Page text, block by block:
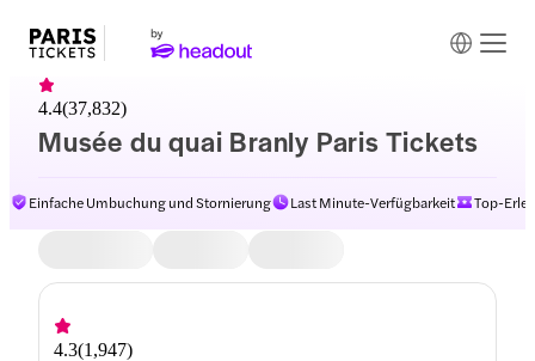
Musée du quai Branly Paris Tickets
4.4(37,832)
Einfache Umbuchung und Stornierung Last Minute-Verfügbarkeit Top-
4.3(1,947)